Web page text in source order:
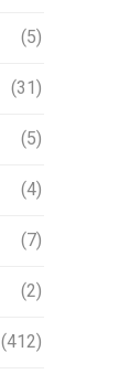
(5)
(31)
(5)
(4)
(7)
(2)
(412)